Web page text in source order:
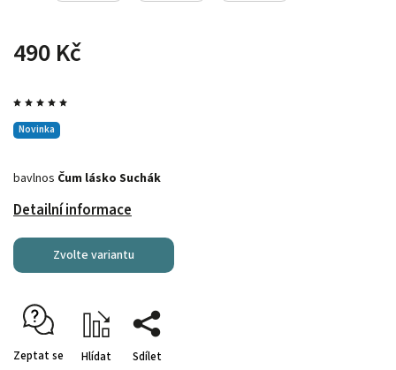
490 Kč
Novinka
bavlnos Čum lásko Suchák
Detailní informace
Zvolte variantu
Zeptat se Hlídat Sdílet